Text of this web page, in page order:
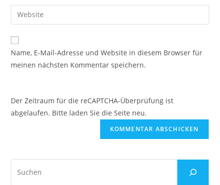
zum
Kommentieren
ein
E-
Mail-
zum
Kommentieren
ein
Gib
deine
Website-
URL
Name, E-Mail-Adresse und Website in diesem Browser für
meinen nächsten Kommentar speichern.
Der Zeitraum für die reCAPTCHA-Überprüfung ist
abgelaufen. Bitte laden Sie die Seite neu.